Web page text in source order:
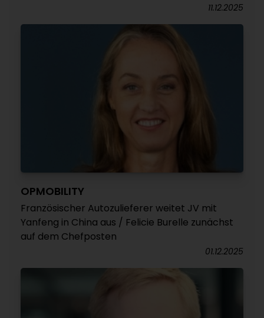
11.12.2025
OPMOBILITY
Französischer Autozulieferer weitet JV mit
Yanfeng in China aus / Felicie Burelle zunächst
auf dem Chefposten
01.12.2025